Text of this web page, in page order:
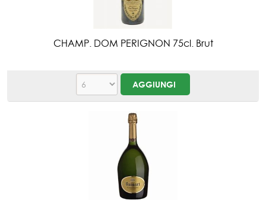
CHAMP. DOM PERIGNON 75cl. Brut